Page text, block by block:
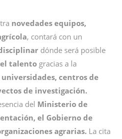
novedades equipos,
, contará con un
dónde será posible
talento gracias a la
universidades, centros de
de investigación.
del Ministerio de
el Gobierno de
agrarias. La cita